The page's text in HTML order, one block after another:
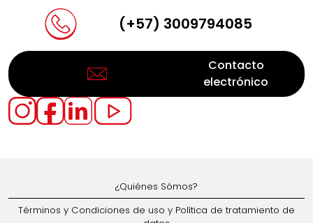
(+57) 3009794085
Contacto
electrónico
¿Quiénes Sómos?
Términos y Condiciones de uso y Política de tratamiento de